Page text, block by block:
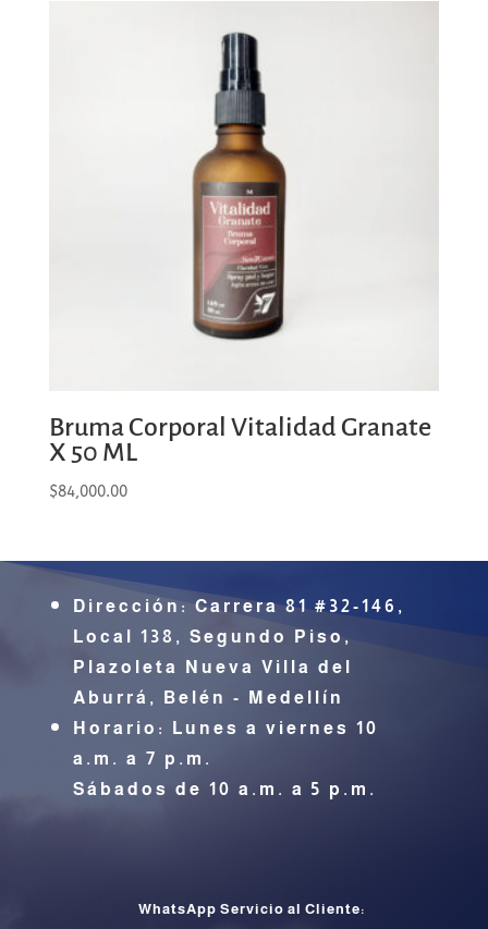
Bruma Corporal Vitalidad Granate
X 50 ML
$84,000.00
Dirección: Carrera 81 #32-146,
Local 138, Segundo Piso,
Plazoleta Nueva Villa del
Aburrá,
Belén - Medellín
Horario: Lunes a viernes 10
a.m. a 7 p.m.
Sábados de 10 a.m. a 5 p.m.
WhatsApp Servicio al Cliente: